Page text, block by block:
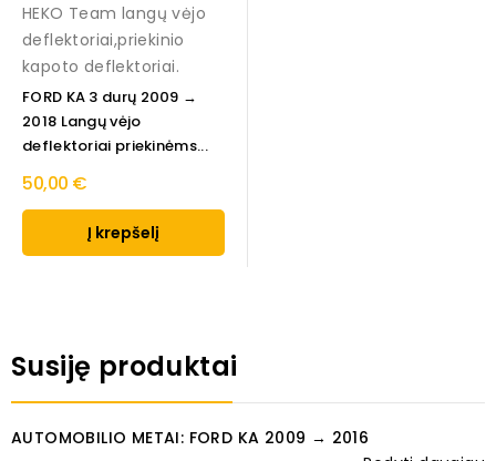
HEKO Team langų vėjo
deflektoriai,priekinio
kapoto deflektoriai.
FORD KA 3 durų 2009 →
2018 Langų vėjo
deflektoriai priekinėms...
50,00 €
Į krepšelį
Susiję produktai
AUTOMOBILIO METAI: FORD KA 2009 → 2016